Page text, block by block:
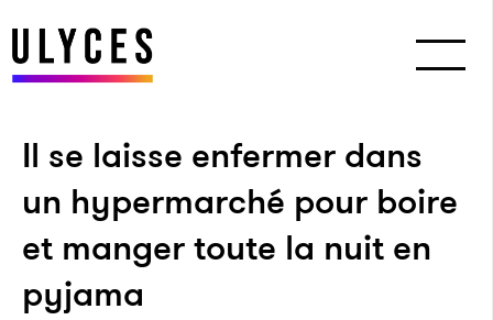
Il se laisse enfermer dans
un hypermarché pour boire
et manger toute la nuit en
pyjama